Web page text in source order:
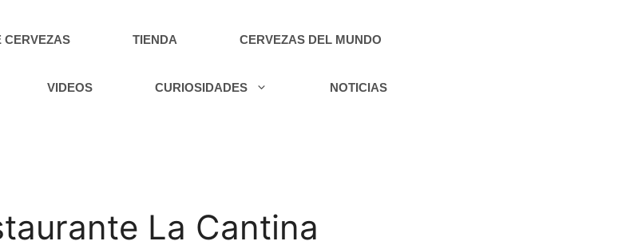
CERVEZAS TIENDA CERVEZAS DEL MUNDO
VIDEOS CURIOSIDADES NOTICIAS
La Cantina